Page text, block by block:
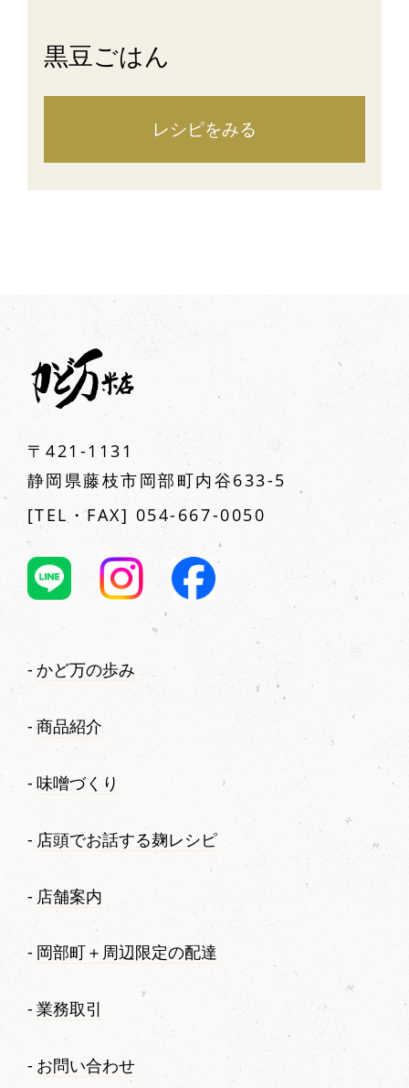
黒豆ごはん
レシピをみる
〒421-1131
静岡県藤枝市岡部町内谷633-5
[TEL・FAX] 054-667-0050
かど万の歩み
商品紹介
味噌づくり
店頭でお話する麹レシピ
店舗案内
岡部町＋周辺限定の配達
業務取引
お問い合わせ